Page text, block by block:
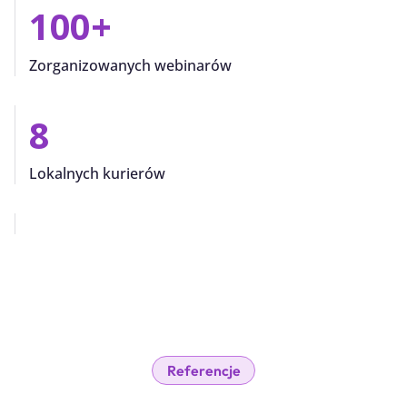
100+
Zorganizowanych webinarów
8
Lokalnych kurierów
Referencje